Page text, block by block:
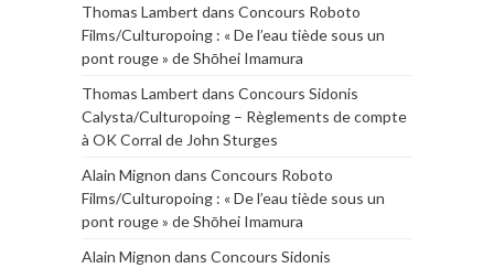
Thomas Lambert dans Concours Roboto
Films/Culturopoing : « De l’eau tiède sous un
pont rouge » de Shōhei Imamura
Thomas Lambert dans Concours Sidonis
Calysta/Culturopoing – Règlements de compte
à OK Corral de John Sturges
Alain Mignon dans Concours Roboto
Films/Culturopoing : « De l’eau tiède sous un
pont rouge » de Shōhei Imamura
Alain Mignon dans Concours Sidonis